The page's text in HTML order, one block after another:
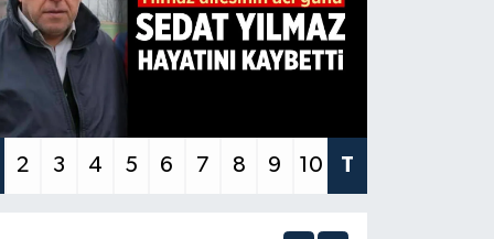
2 3 4 5 6 7 8 9 10 T